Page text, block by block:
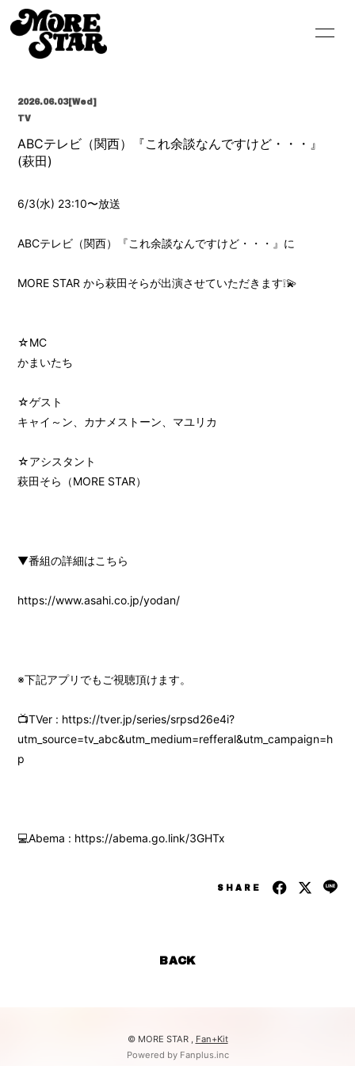
VIDEO DISCOGRAPHY
会員登録
2026.06.03[Wed]
TV
ABCテレビ（関西）『これ余談なんですけど・・・』
(萩田)
6/3(水) 23:10〜放送
ABCテレビ（関西）『これ余談なんですけど・・・』に
MORE STAR から萩田そらが出演させていただきます❕💫
☆MC
かまいたち
☆ゲスト
キャイ～ン、カナメストーン、マユリカ
☆アシスタント
萩田そら（MORE STAR）
▼番組の詳細はこちら
https://www.asahi.co.jp/yodan/
※下記アプリでもご視聴頂けます。
📺TVer : https://tver.jp/series/srpsd26e4i?
utm_source=tv_abc&utm_medium=refferal&utm_campaign=h
p
💻Abema : https://abema.go.link/3GHTx
SHARE
BACK
© MORE STAR , Fan+Kit
Powered by Fanplus.inc